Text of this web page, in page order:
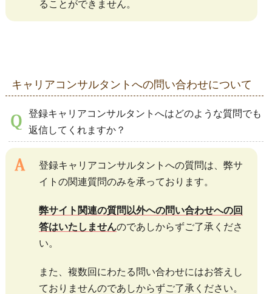
ることができません。
キャリアコンサルタントへの問い合わせについて
登録キャリアコンサルタントへはどのような質問でも
返信してくれますか？
登録キャリアコンサルタントへの質問は、弊サ
イトの関連質問のみを承っております。
弊サイト関連の質問以外への問い合わせへの回
答はいたしませんのであしからずご了承くださ
い。
また、複数回にわたる問い合わせにはお答えし
ておりませんのであしからずご了承ください。